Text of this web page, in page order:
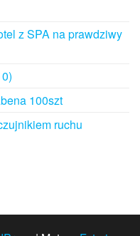
z SPA na prawdziwy
100szt
ruchu